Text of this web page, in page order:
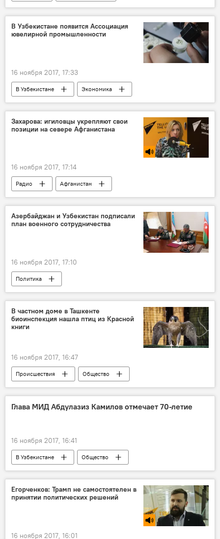
Международный конкурс "Ты супер! Танцы"
Узбекистан
Ты супер! Танцы
В Узбекистане появится Ассоциация
ювелирной промышленности
16 ноября 2017, 17:33
В Узбекистане
Экономика
Шавкат Мирзиёев
Захарова: игиловцы укрепляют свои
позиции на севере Афганистана
16 ноября 2017, 17:14
Радио
Афганистан
Центральная Азия
Азербайджан и Узбекистан подписали
план военного сотрудничества
16 ноября 2017, 17:10
Политика
В частном доме в Ташкенте
биоинспекция нашла птиц из Красной
книги
16 ноября 2017, 16:47
Происшествия
Общество
Узбекистан
Ташкент
Глава МИД Абдулазиз Камилов отмечает 70-летие
16 ноября 2017, 16:41
В Узбекистане
Общество
Узбекистан
Абдулазиз Камилов
МИД Узбекистана
Юбилей
день рожденья
Егорченков: Трамп не самостоятелен в
принятии политических решений
16 ноября 2017, 16:01